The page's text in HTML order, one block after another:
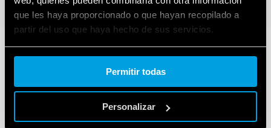
que les haya proporcionado o que hayan recopilado a
partir del uso que haya hecho de sus servicios.
Cookie policy.
Permitir todas
Personalizar